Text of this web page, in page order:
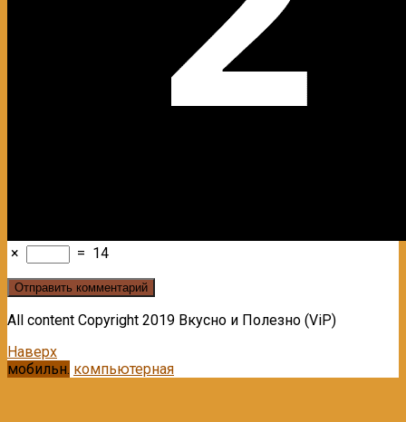
× = 14
All content Copyright 2019 Вкусно и Полезно (ViP)
Наверх
мобильн. компьютерная